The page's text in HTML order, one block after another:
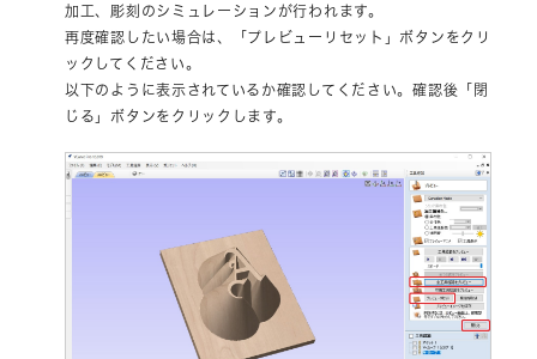
加工、彫刻のシミュレーションが行われます。
再度確認したい場合は、「プレビューリセット」ボタンをクリ
ックしてください。
以下のように表示されているか確認してください。確認後「閉
じる」ボタンをクリックします。